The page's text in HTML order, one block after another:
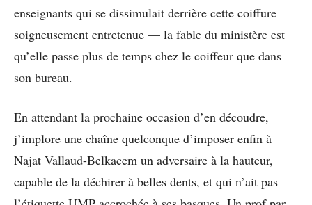
enseignants qui se dissimulait derrière cette coiffure
soigneusement entretenue — la fable du ministère est
qu’elle passe plus de temps chez le coiffeur que dans
son bureau.
En attendant la prochaine occasion d’en découdre,
j’implore une chaîne quelconque d’imposer enfin à
Najat Vallaud-Belkacem un adversaire à la hauteur,
capable de la déchirer à belles dents, et qui n’ait pas